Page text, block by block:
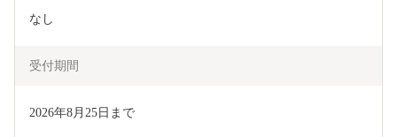
なし
受付期間
2026年8月25日まで